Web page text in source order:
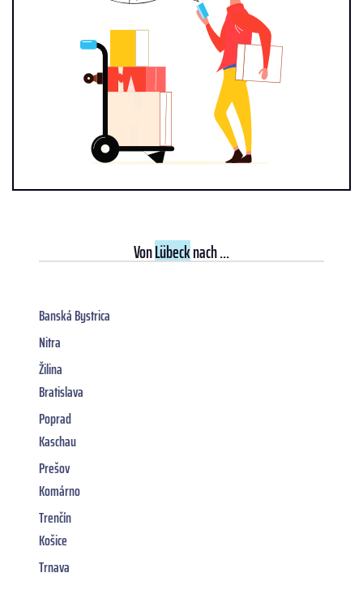
VonLübecknach ...
Banská Bystrica
Nitra
Žilina
Bratislava
Poprad
Kaschau
Prešov
Komárno
Trenčín
Košice
Trnava